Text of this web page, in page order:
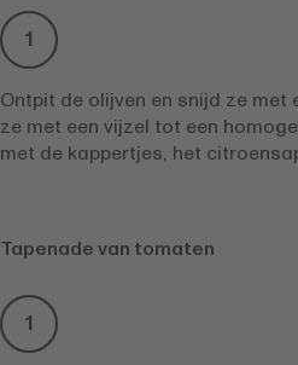
Ontpit de olijven en snijd ze met
ze met een vijzel tot een
met de kappertjes, het
Tapenade van tomaten